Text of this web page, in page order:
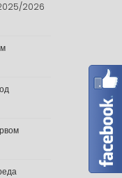
2025/2026